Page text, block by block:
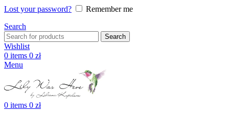
Lost your password?
Remember me
Search
Search
Wishlist
0 items 0 zł
Menu
0 items 0 zł